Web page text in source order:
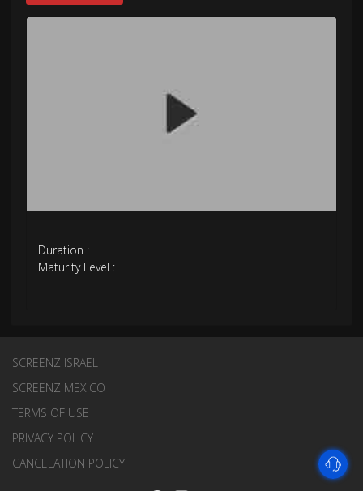
Duration :
Maturity Level :
SCREENZ ISRAEL
SCREENZ MEXICO
TERMS OF USE
PRIVACY POLICY
CANCELATION POLICY